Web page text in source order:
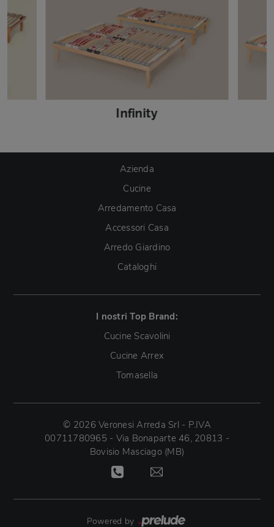
Infinity
Azienda
Cucine
Arredamento Casa
Accessori Casa
Arredo Giardino
Cataloghi
I nostri Top Brand:
Cucine Scavolini
Cucine Arrex
Tomasella
© 2026 Veronesi Arreda Srl - P.IVA
00711780965 - Via Bonaparte 46, 20813 -
Bovisio Masciago (MB)
Powered by